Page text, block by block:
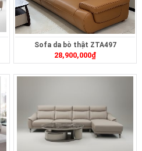
Sofa da bò thật ZTA497
28,900,000₫